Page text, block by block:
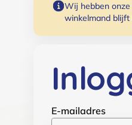
Wij hebben
winkelmand blijft
E-mailadres